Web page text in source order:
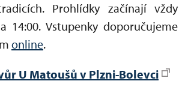
Prohlídky začínají vždy
14:00. Vstupenky doporučujeme
online.
U Matoušů v Plzni-Bolevci